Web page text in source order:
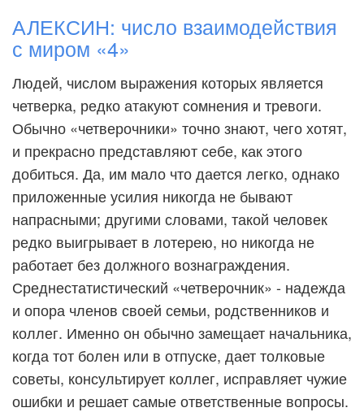
АЛЕКСИН: число взаимодействия
с миром «4»
Людей, числом выражения которых является
четверка, редко атакуют сомнения и тревоги.
Обычно «четверочники» точно знают, чего хотят,
и прекрасно представляют себе, как этого
добиться. Да, им мало что дается легко, однако
приложенные усилия никогда не бывают
напрасными; другими словами, такой человек
редко выигрывает в лотерею, но никогда не
работает без должного вознаграждения.
Среднестатистический «четверочник» - надежда
и опора членов своей семьи, родственников и
коллег. Именно он обычно замещает начальника,
когда тот болен или в отпуске, дает толковые
советы, консультирует коллег, исправляет чужие
ошибки и решает самые ответственные вопросы.